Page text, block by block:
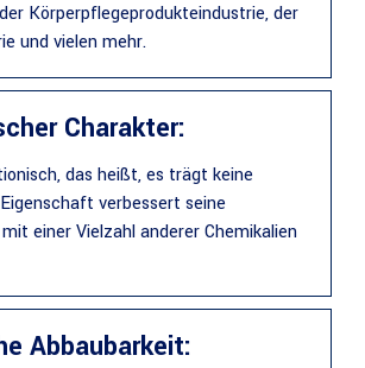
Körperpflegeprodukteindustrie, der
und vielen mehr.
Charakter:
das heißt, es trägt keine
verbessert seine
einer Vielzahl anderer Chemikalien
Abbaubarkeit: